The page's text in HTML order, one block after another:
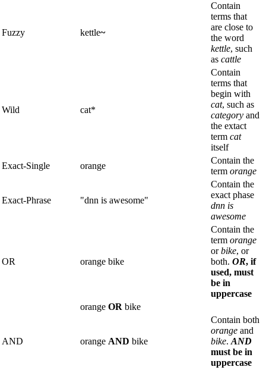
Fuzzy kettle~
Contain
terms that
are close to
the word
kettle, such
as cattle
Wild cat*
Contain
terms that
begin with
cat, such as
category and
the extact
term cat
itself
Exact-Single
orange
Contain the
term orange
Exact-Phrase "dnn is awesome"
Contain the
exact phase
dnn is
awesome
OR orange bike
Contain the
term orange
orbike, or
both. OR, if
used, must
be in
uppercase
orange OR bike
AND orange AND bike
Contain both
orange and
bike. AND
must be in
uppercase